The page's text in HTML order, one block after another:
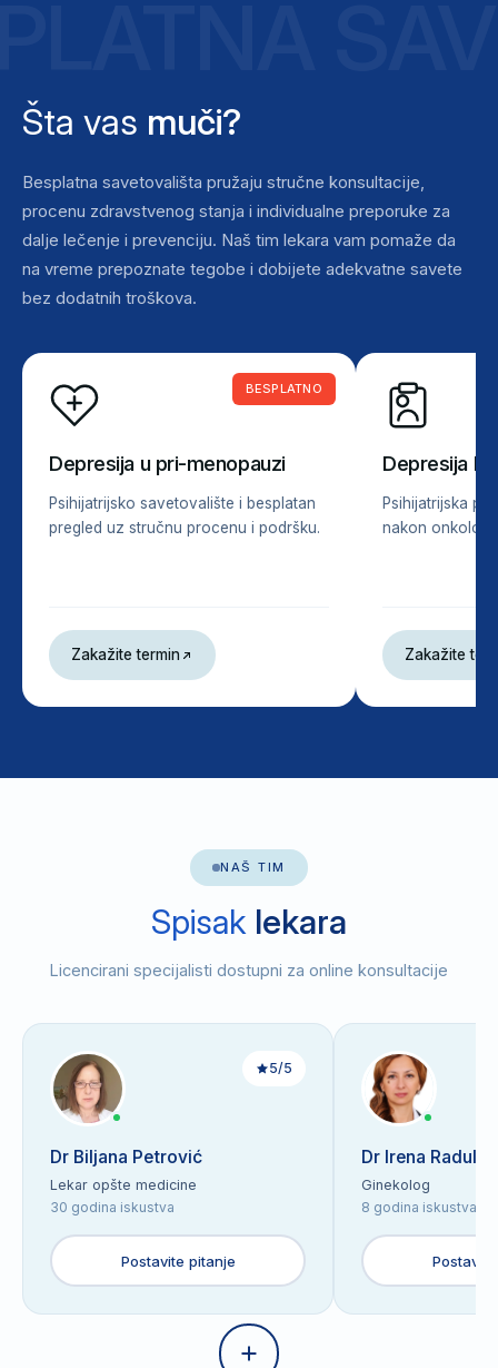
Šta vas muči?
Besplatna savetovališta pružaju stručne konsultacije,
procenu zdravstvenog stanja i individualne preporuke za
dalje lečenje i prevenciju. Naš tim lekara vam pomaže da
na vreme prepoznate tegobe i dobijete adekvatne savete
bez dodatnih troškova.
BESPLATNO
Depresija u pri-menopauzi
Psihijatrijsko savetovalište i besplatan
pregled uz stručnu procenu i podršku.
Zakažite termin
Depresija
Psihijatrijska
nakon
Zakažite
NAŠ TIM
Spisak lekara
Licencirani specijalisti dostupni za online konsultacije
5/5
Dr Biljana Petrović
Lekar opšte medicine
30 godina iskustva
Postavite pitanje
Dr Irena
Ginekolog
8 godina iskustva